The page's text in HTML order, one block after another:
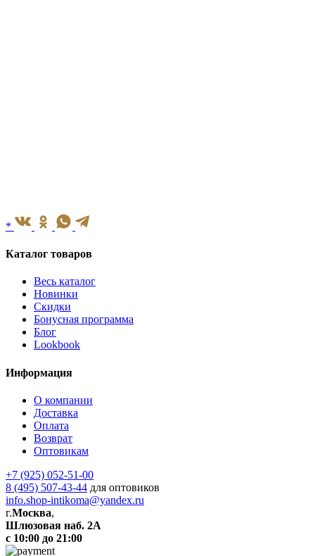
*
Каталог товаров
Весь каталог
Новинки
Скидки
Бонусная программа
Блог
Lookbook
Информация
О компании
Доставка
Оплата
Возврат
Оптовикам
+7 (925) 052-51-00
8 (495) 507-43-44 для оптовиков
info.shop-intikoma@yandex.ru
г.Москва,
Шлюзовая наб. 2А
с 10:00 до 21:00